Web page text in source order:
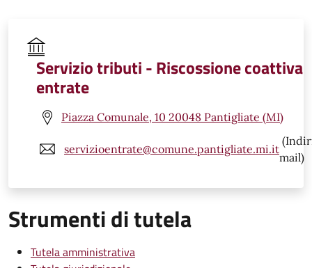
Servizio tributi - Riscossione coattiva
entrate
Piazza Comunale, 10 20048 Pantigliate (MI)
servizioentrate@comune.pantigliate.mi.it
mail)
Strumenti di tutela
Tutela amministrativa